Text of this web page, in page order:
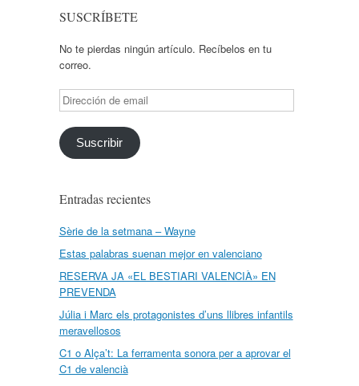
SUSCRÍBETE
No te pierdas ningún artículo. Recíbelos en tu
correo.
Dirección
de
email
Suscribir
Entradas recientes
Sèrie de la setmana – Wayne
Estas palabras suenan mejor en valenciano
RESERVA JA «EL BESTIARI VALENCIÀ» EN
PREVENDA
Júlia i Marc els protagonistes d’uns llibres infantils
meravellosos
C1 o Alça’t: La ferramenta sonora per a aprovar el
C1 de valencià